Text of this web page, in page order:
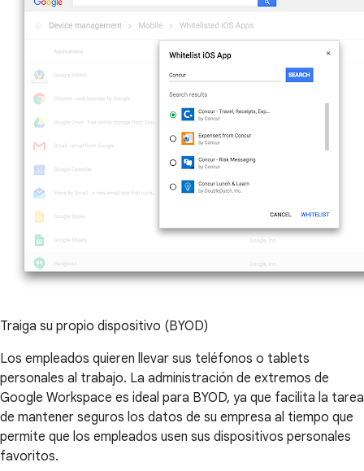
Traiga su propio dispositivo (BYOD)
Los empleados quieren llevar sus teléfonos o tablets
personales al trabajo. La administración de extremos de
Google Workspace es ideal para BYOD, ya que facilita la tarea
de mantener seguros los datos de su empresa al tiempo que
permite que los empleados usen sus dispositivos personales
favoritos.